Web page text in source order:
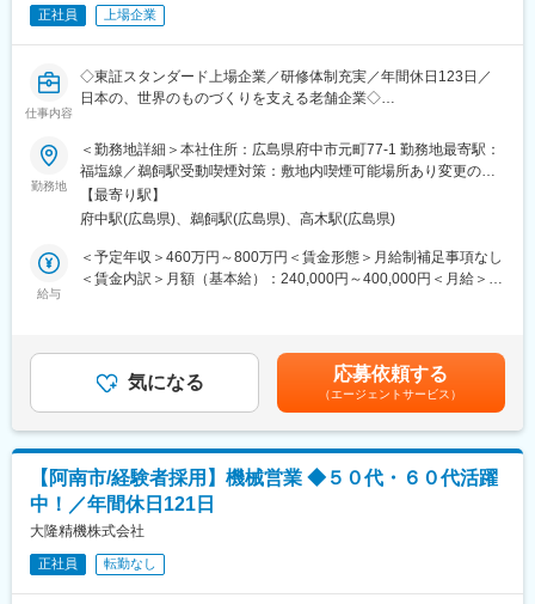
塗装という工程は世の中の全製品に施されており、会社の安定性
ラインに組み込まれていることが大半です。その高い製品力を背
景に、営業利益率もゆうに10％を超えている高収益企業です。
変更の範囲：会社の定める業務
応5社、導入後のアフターフォロー、リピート獲得 10社、潜在
的なポテンシャル発掘10～20社
わせ残業を抑えています。
・出張頻度：週2～3（不定期）
■組織構成：
国内営業部は部長1名、グループ長2名、メンバー2名で構成。
グループ長1名とメンバー1名が海外の日系顧客を対応し、別のグ
ループ長とメンバーがそれぞれ国内顧客を担当。国内は関東甲信
メンバーと分担いただきます。
◇顧客は自動車、航空機や高級スマートフォン、家電製品など付
加価値の高い商品を作る大手メーカーが多く、今後のIoT社会に貢
献。
◇一流ブランドの生産現場で求められる厳しい品質要件の中で、
当社の製品は高精度かつ短時間で検査が可能であることからお客
様からの評価も高く、また自社開発のソフトウェア、お客様ごと
のアプリケーション開発なども他社にはない強み。
◇近年ではM2M連携も他社に先駆けて取り組み、不良をフィード
バックするシステムを構築。
正社員 上場企業
仕事内容
◇東証スタンダード上場企業／研修体制充実／年間休日123日／
日本の、世界のものづくりを支える老舗企業◇
当社が製造する特殊工作機械の営業をお任せいたします。主に東
日本エリア担当となります。
・客先への関係構築、情報収集、仕様検討
・プレゼンテーション、見積もり
・現地の立ち上げや試運転の立会い、サービス部門への引継
■特殊工作機械について
切削加工が難しいプラスチックや樹脂なども簡単に加工できるウ
する「摩擦圧接機」など。業界最高水準の技術で、お客さまのニ
ーズにあわせた工作機を専用設計します。
研修終了後は現場に配属となり、OJTを実施いたします。
■当社の特徴
ものづくりを支えてきました。旋盤用チャックやNC円テーブルな
どを手がけ、パワーチャックで圧倒的なシェアを占める工作機器
勤務地
＜勤務地詳細＞本社住所：広島県府中市元町77-1 勤務地最寄駅：
福塩線／鵜飼駅受動喫煙対策：敷地内喫煙可能場所あり変更の範
囲：会社の定める事業所
【最寄り駅】
府中駅(広島県)、鵜飼駅(広島県)、高木駅(広島県)
給与
＜予定年収＞460万円～800万円＜賃金形態＞月給制補足事項なし
＜賃金内訳＞月額（基本給）：240,000円～400,000円＜月給＞
（4月）※2025年度：平均11,600円■賞与：年2回（7月、12月）
※2025年度：4.5ヶ月分／年賃金はあくまでも目安の金額であり、
選考を通じて上下する可能性があります。月給(月額)は固定手当を
含めた表記です。
気になる 応募依頼する
（エージェントサービス）
【阿南市/経験者採用】機械営業 ◆５０代・６０代活躍
中！／年間休日121日
大隆精機株式会社
正社員 転勤なし